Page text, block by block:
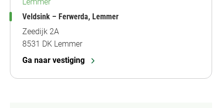
Veldsink – Ferwerda, Lemmer
Zeedijk 2A
8531 DK Lemmer
Ga naar vestiging